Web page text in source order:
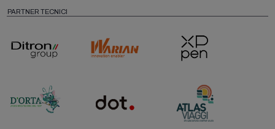
PARTNER TECNICI